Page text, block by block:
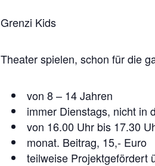
Grenzi Kids
Theater spielen, schon für die
von 8 – 14 Jahren
immer Dienstags, nicht in
von 16.00 Uhr bis 17.30
monat. Beitrag, 15,- Euro
teilweise Projektgefördert